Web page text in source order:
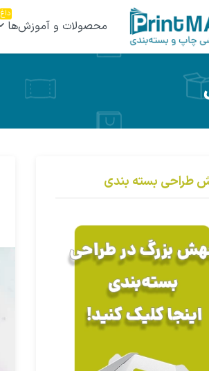
محصولات و آموزش‌ها
داغ
طراحی بسته بندی